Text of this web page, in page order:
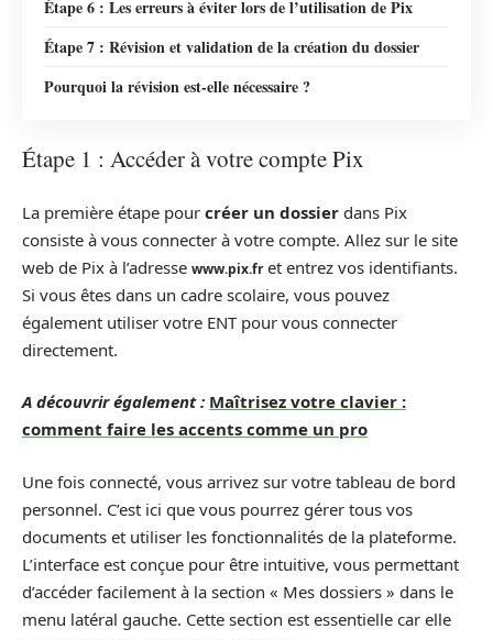
Étape 6 : Les erreurs à éviter lors de l’utilisation de Pix
Étape 7 : Révision et validation de la création du dossier
Pourquoi la révision est-elle nécessaire ?
Étape 1 : Accéder à votre compte Pix
La première étape pour créer un dossier dans Pix
consiste à vous connecter à votre compte. Allez sur le site
web de Pix à l’adresse www.pix.fret entrez vos identifiants.
Si vous êtes dans un cadre scolaire, vous pouvez
également utiliser votre ENT pour vous connecter
directement.
A découvrir également : Maîtrisez votre clavier :
comment faire les accents comme un pro
Une fois connecté, vous arrivez sur votre tableau de bord
personnel. C’est ici que vous pourrez gérer tous vos
documents et utiliser les fonctionnalités de la plateforme.
L’interface est conçue pour être intuitive, vous permettant
d’accéder facilement à la section « Mes dossiers » dans le
menu latéral gauche. Cette section est essentielle car elle